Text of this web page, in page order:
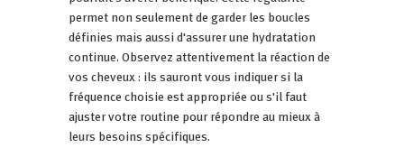
permet non seulement de garder les boucles
définies mais aussi d'assurer une hydratation
continue. Observez attentivement la réaction de
vos cheveux : ils sauront vous indiquer si la
fréquence choisie est appropriée ou s'il faut
ajuster votre routine pour répondre au mieux à
leurs besoins spécifiques.